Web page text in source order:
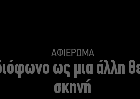
ΑΦΙΕΡΩΜΑ
ως μια άλλη
σκηνή